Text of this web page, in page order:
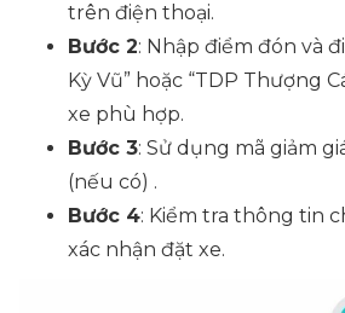
trên điện thoại.
Bước 2: Nhập điểm đón và
Kỳ Vũ” hoặc “TDP Thượng
xe phù hợp.
Bước 3: Sử dụng mã giảm
(nếu có) .
Bước 4: Kiểm tra thông tin
xác nhận đặt xe.